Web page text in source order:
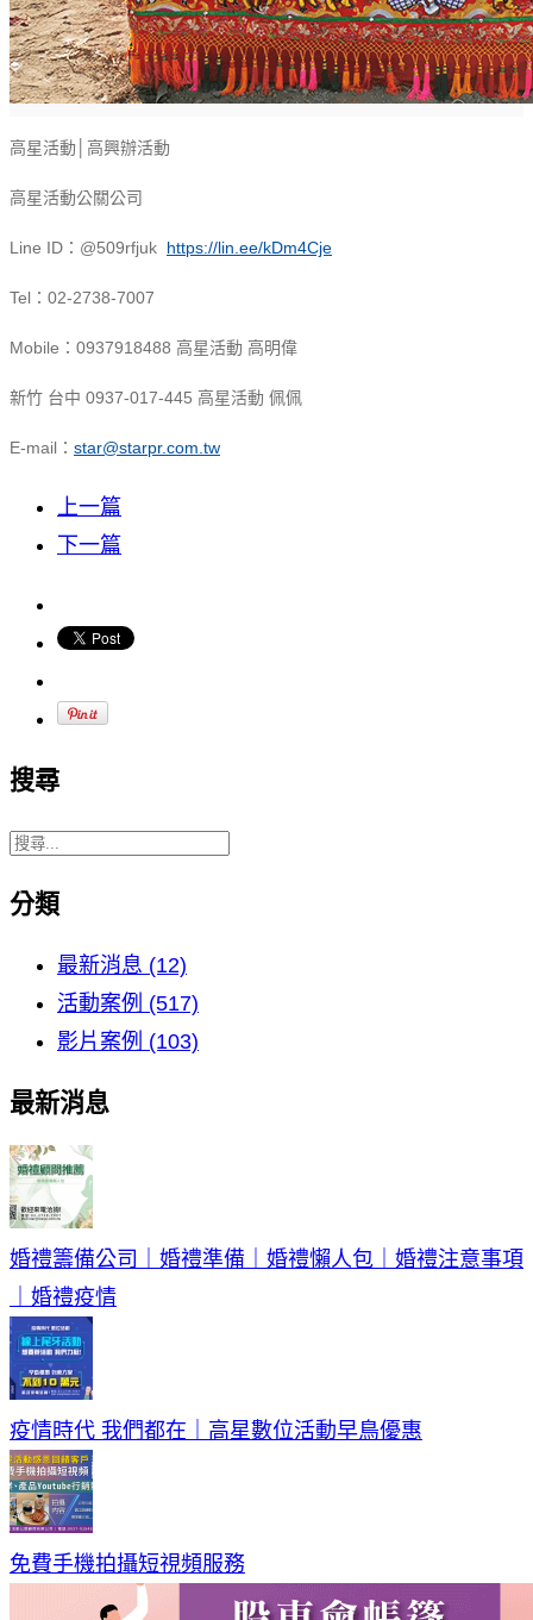
高星活動│高興辦活動
高星活動公關公司
Line ID：@509rfjuk https://lin.ee/kDm4Cje
Tel：02-2738-7007
Mobile：0937918488 高星活動 高明偉
新竹 台中 0937-017-445 高星活動 佩佩
E-mail： star@starpr.com.tw
上一篇
下一篇
搜尋
分類
最新消息 (12)
活動案例 (517)
影片案例 (103)
最新消息
婚禮籌備公司｜婚禮準備｜婚禮懶人包｜婚禮注意事項
｜婚禮疫情
疫情時代 我們都在｜高星數位活動早鳥優惠
免費手機拍攝短視頻服務